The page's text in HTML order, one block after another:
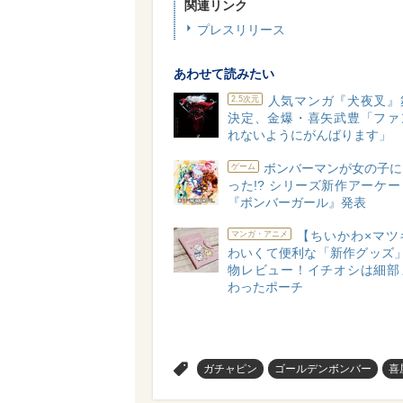
関連リンク
プレスリリース
あわせて読みたい
2.5次元
人気マンガ『犬夜叉
決定、金爆・喜矢武豊「ファ
れないようにがんばります」
ゲーム
ボンバーマンが女の子
った!? シリーズ新作アーケ
『ボンバーガール』発表
マンガ・アニメ
【ちいかわ×マ
わいくて便利な「新作グッズ
物レビュー！イチオシは細部
わったポーチ
ガチャピン ゴールデンボンバー 喜